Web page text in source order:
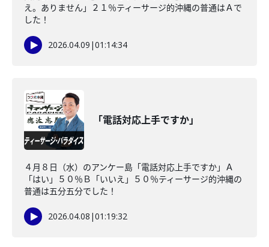
え。ありません」２１％ティーサージ的沖縄の普通はＡで
した！
2026.04.09 |01:14:34
「電話対応上手ですか」
４月８日（水）のアンケー島「電話対応上手ですか」Ａ
「はい」５０％Ｂ「いいえ」５０％ティーサージ的沖縄の
普通は五分五分でした！
2026.04.08 |01:19:32